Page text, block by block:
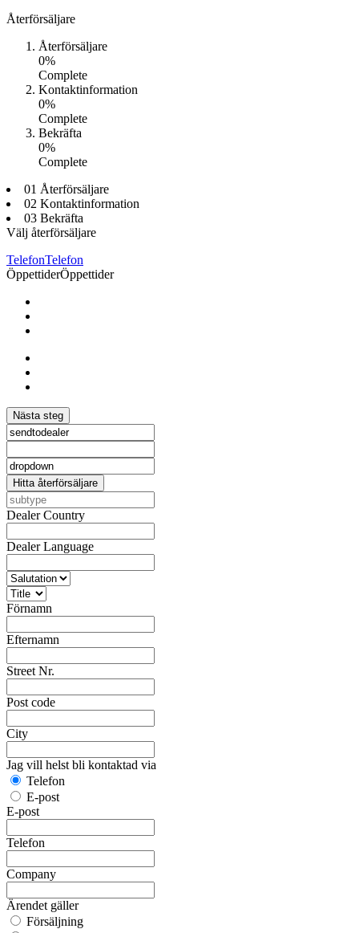
Återförsäljare
Återförsäljare
0%
Complete
Kontaktinformation
0%
Complete
Bekräfta
0%
Complete
01 Återförsäljare
02 Kontaktinformation
03 Bekräfta
Välj återförsäljare
TelefonTelefon
ÖppettiderÖppettider
Nästa steg
Hitta återförsäljare
Dealer Country
Dealer Language
Förnamn
Efternamn
Street Nr.
Post code
City
Jag vill helst bli kontaktad via
Telefon
E-post
E-post
Telefon
Company
Ärendet gäller
Försäljning